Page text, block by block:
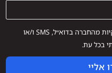
אני מאשר/ת קבלת הודעות שיווקיות מהחברה בדוא״ל, SMS ו/או
אליי